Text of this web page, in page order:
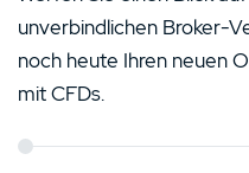
unverbindlichen Broker-
noch heute Ihren neuen
mit CFDs.